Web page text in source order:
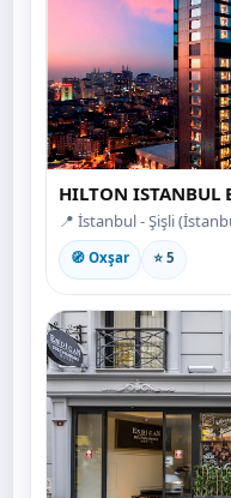
HILTON ISTANBUL
📍 İstanbul - Şişli
🧭 Oxşar ⭐ 5